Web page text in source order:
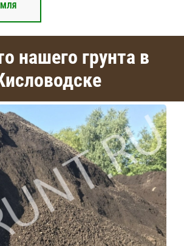
нашего грунта в